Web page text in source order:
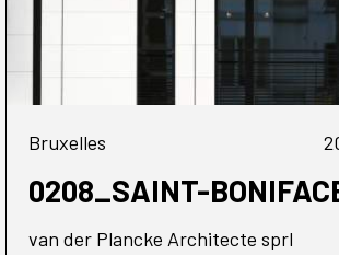
Bruxelles
0208_SAINT-
van der Plancke Architecte sprl